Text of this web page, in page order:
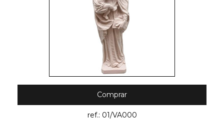
Comprar
ref.: 01/VA000